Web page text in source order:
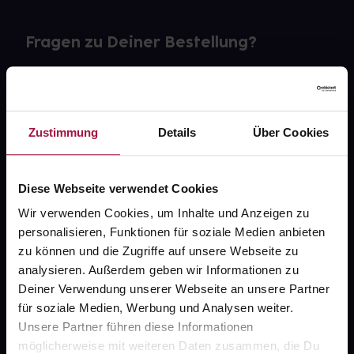
Zustimmung Details Über Cookies
Diese Webseite verwendet Cookies
Wir verwenden Cookies, um Inhalte und Anzeigen zu
personalisieren, Funktionen für soziale Medien anbieten
zu können und die Zugriffe auf unsere Webseite zu
analysieren. Außerdem geben wir Informationen zu
Deiner Verwendung unserer Webseite an unsere Partner
für soziale Medien, Werbung und Analysen weiter.
Unsere Partner führen diese Informationen
möglicherweise mit weiteren Daten zusammen, die Du
Fragen zu Deiner Bestellung?
gesund.de
Über uns
Karriere
Newsletter